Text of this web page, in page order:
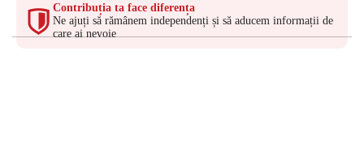
Contribuția ta face diferența
Ne ajuți să rămânem independenți și să aducem informații de
care ai nevoie